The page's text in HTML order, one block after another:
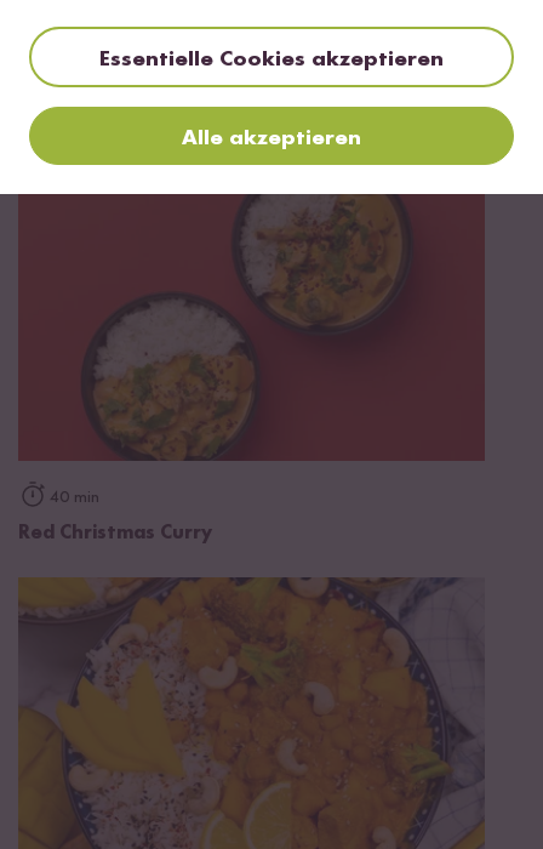
Vegan
Wok-Gemüse mit Kokosmilch Sauce und Reis
40 min
Red Christmas Curry
Essentielle Cookies akzeptieren
Alle akzeptieren